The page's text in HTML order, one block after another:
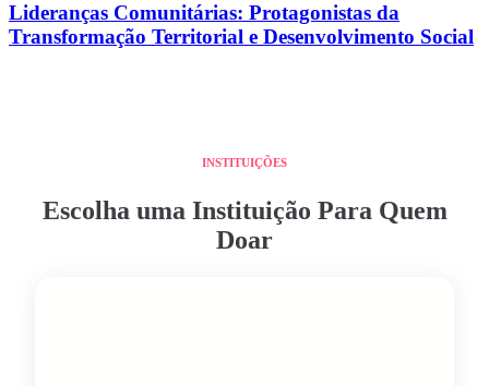
Lideranças Comunitárias: Protagonistas da
Transformação Territorial e Desenvolvimento Social
INSTITUIÇÕES
Escolha uma Instituição Para Quem
Doar